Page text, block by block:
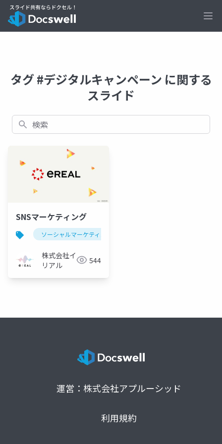
タグ #デジタルキャンペーン に関する
スライド
検索
SNSマーケティング
ソーシャルマーケティング
株式会社イ
リアル
544
運営：株式会社アプルーシッド
利用規約